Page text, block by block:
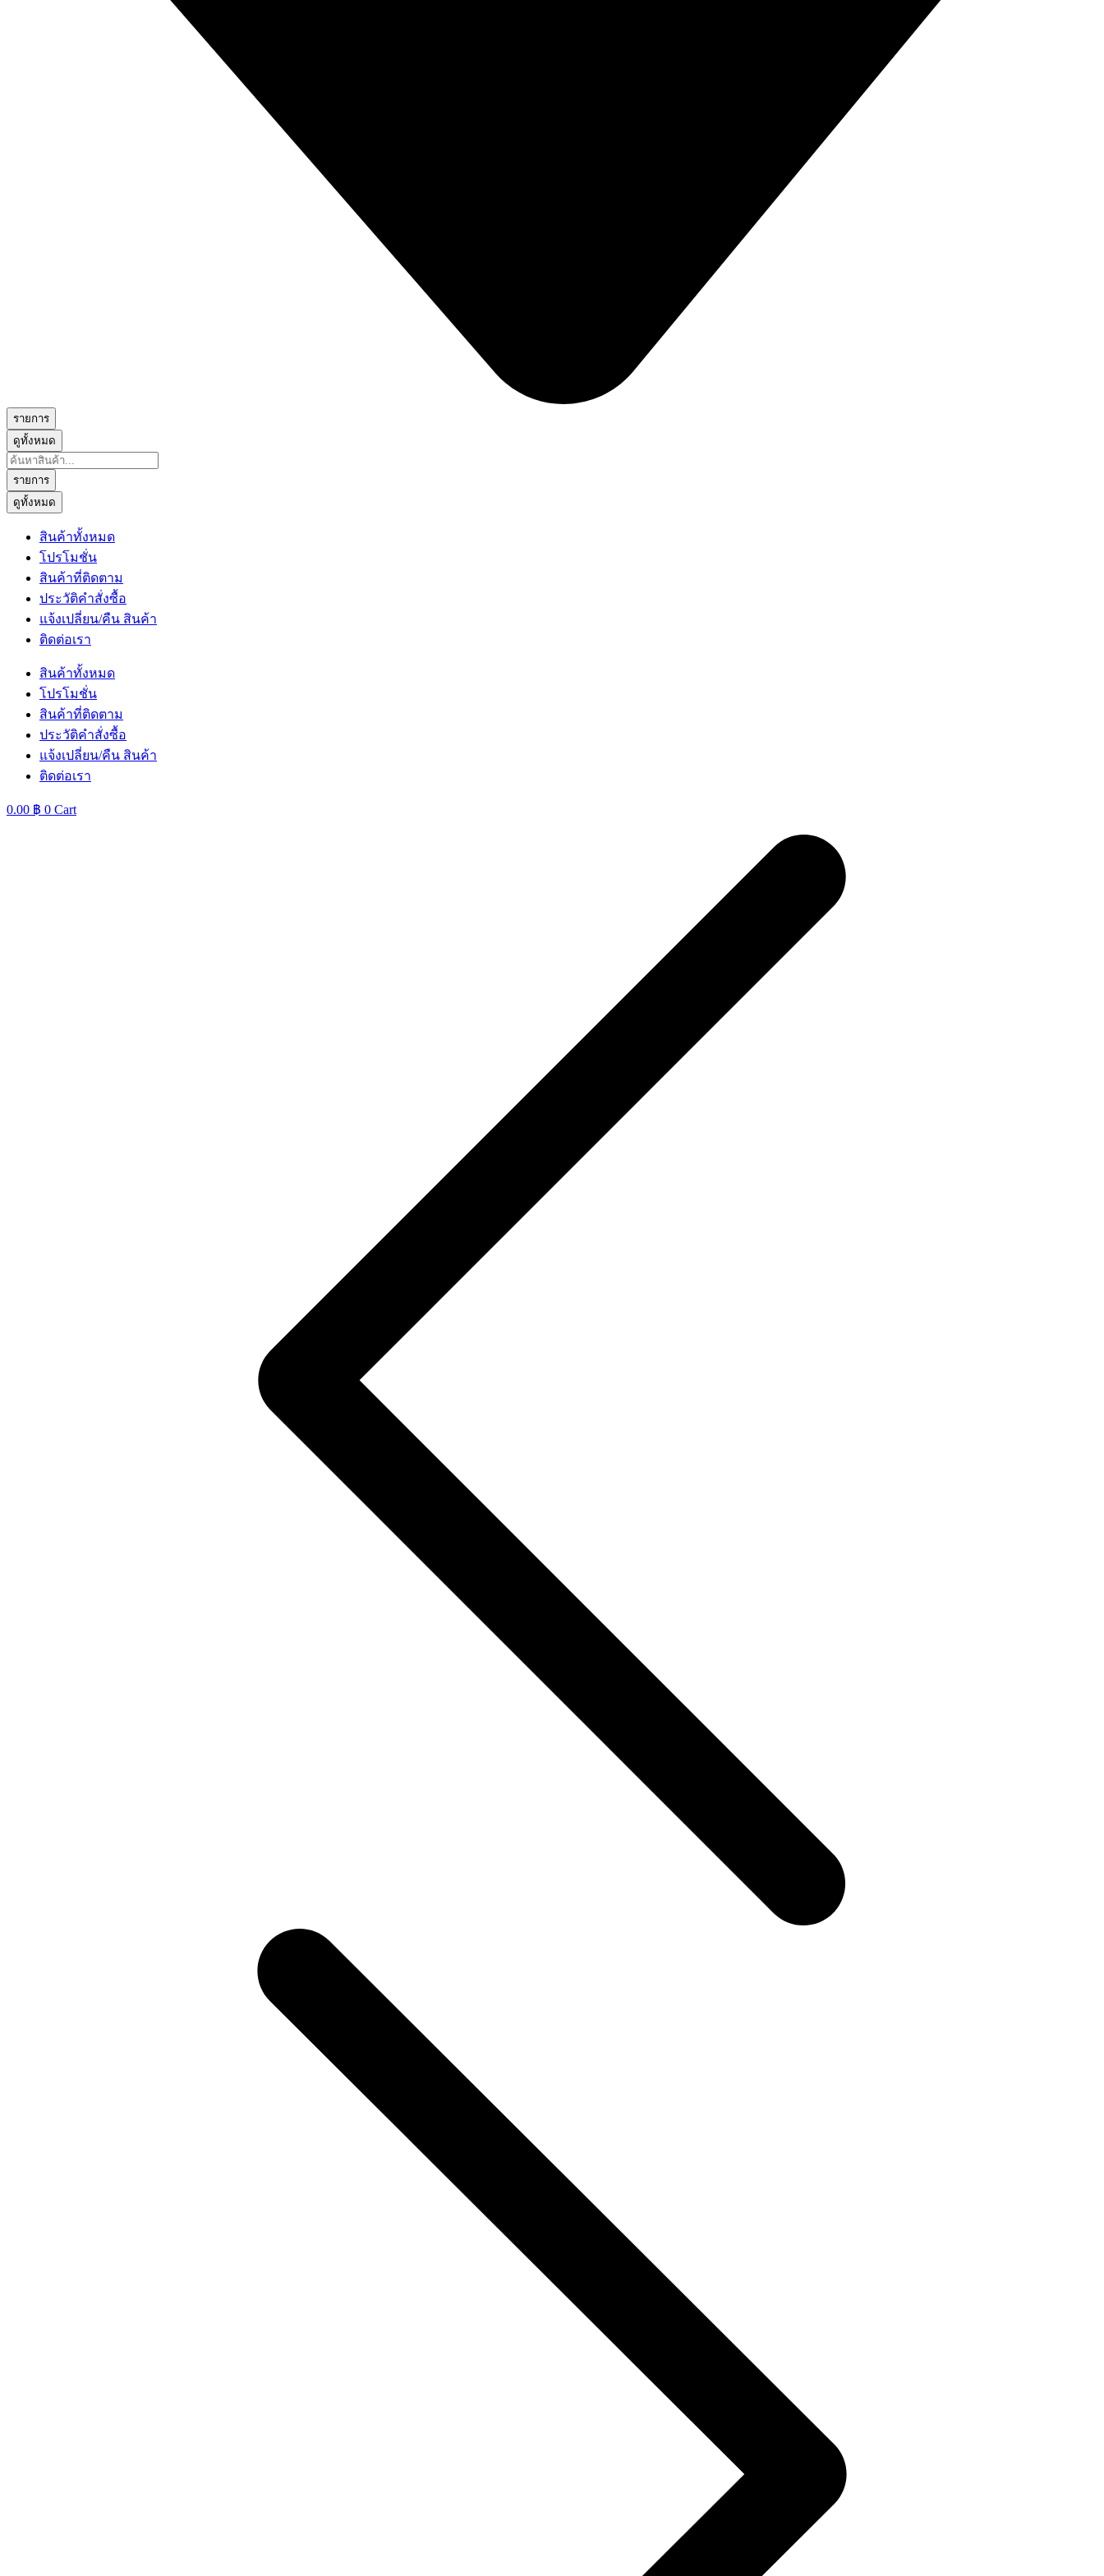
รายการ
ดูทั้งหมด
Search
...
รายการ
ดูทั้งหมด
สินค้าทั้งหมด
โปรโมชั่น
สินค้าที่ติดตาม
ประวัติคำสั่งซื้อ
แจ้งเปลี่ยน/คืน สินค้า
ติดต่อเรา
สินค้าทั้งหมด
โปรโมชั่น
สินค้าที่ติดตาม
ประวัติคำสั่งซื้อ
แจ้งเปลี่ยน/คืน สินค้า
ติดต่อเรา
0.00 ฿ 0 Cart